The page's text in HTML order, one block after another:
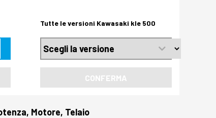
Tutte le versioni Kawasaki kle 500
CONFERMA
Motore, Telaio